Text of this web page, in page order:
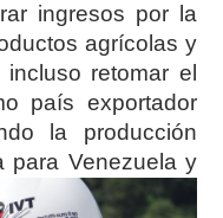
ingresos por la
agrícolas y
retomar el
país exportador
la producción
para Venezuela y